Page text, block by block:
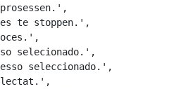
te stoppen.',
selecionado.',
seleccionado.',